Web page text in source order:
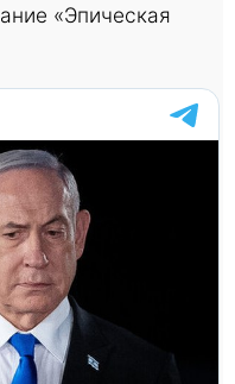
«Эпическая